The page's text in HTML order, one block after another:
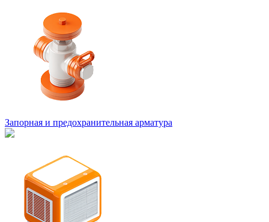
Запорная и предохранительная арматура